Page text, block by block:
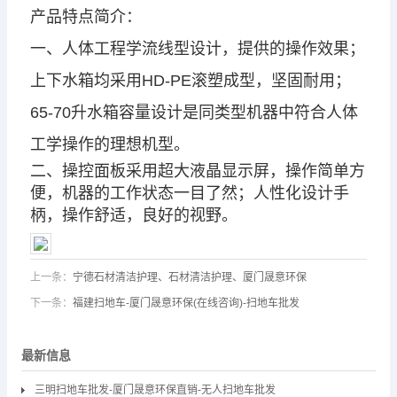
产品特点简介：
一、人体工程学流线型设计，提供的操作效果；
上下水箱均采用HD-PE滚塑成型，坚固耐用；
65-70升水箱容量设计是同类型机器中符合人体
工学操作的理想机型。
二、操控面板采用超大液晶显示屏，操作简单方
便，机器的工作状态一目了然；人性化设计手
柄，操作舒适，良好的视野。
上一条： 宁德石材清洁护理、石材清洁护理、厦门晟意环保
下一条： 福建扫地车-厦门晟意环保(在线咨询)-扫地车批发
最新信息
三明扫地车批发-厦门晟意环保直销-无人扫地车批发